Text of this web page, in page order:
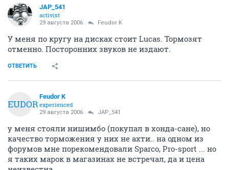
JAP_541
activist
29 августа 2006 Feudor K
У меня по кругу на дисках стоит Lucas. Тормозят
отменно. Посторонних звуков не издают.
ОТВЕТИТЬ
FEUDOR
Feudor K
experienced
29 августа 2006 JAP_541
у меня стояли нишимбо (покупал в хонда-сане), но
качество торможения у них не ахти.. на одном из
форумов мне порекомендовали Sparco, Pro-sport ... но
я таких марок в магазинах не встречал, да и цена